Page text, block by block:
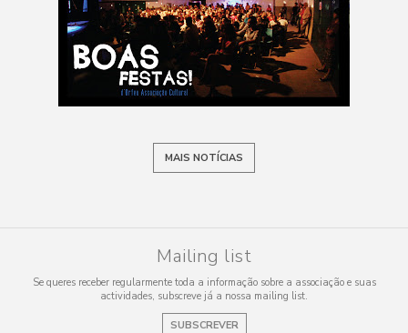
MAIS NOTÍCIAS
Mailing list
Se queres receber regularmente toda a informação sobre a associação e suas
actividades, subscreve já a nossa mailing list.
SUBSCREVER